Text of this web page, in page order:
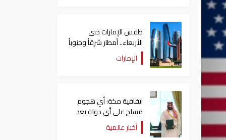
طقس الإمارات حتى
الأربعاء.. أمطار شرقاً وجنوباً
وانخفاض تدريجي للحرارة
الإمارات
اتفاقية مكة: أي هجوم
مسلح على أي دولة يعد
هجوما على الدول الثلاث
جميعا
أخبار عالمية